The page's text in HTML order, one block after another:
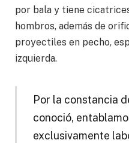
por bala y tiene
hombros, además de
proyectiles en pecho,
izquierda.
Por la constancia
conoció,
exclusivamente